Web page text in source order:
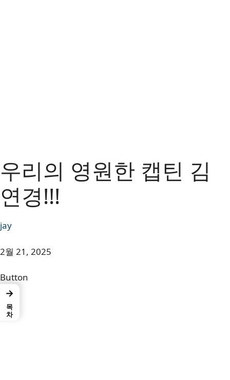
우리의 영원한 캡틴 김
연경!!!
jay
2월 21, 2025
Button
→
목차